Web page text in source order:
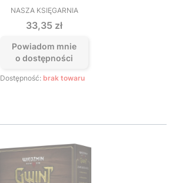
PRODUCENT
NASZA KSIĘGARNIA
Cena
33,35 zł
Powiadom mnie
o dostępności
Dostępność: brak towaru